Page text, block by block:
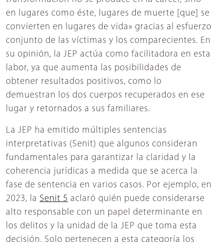
en lugares como éste, lugares de muerte [que] se
convierten en lugares de vida» gracias al esfuerzo
conjunto de las víctimas y los comparecientes. En
su opinión, la JEP actúa como facilitadora en esta
labor, ya que aumenta las posibilidades de
obtener resultados positivos, como lo
demuestran los dos cuerpos recuperados en ese
lugar y retornados a sus familiares.
La JEP ha emitido múltiples sentencias
interpretativas (Senit) que algunos consideran
fundamentales para garantizar la claridad y la
coherencia jurídicas a medida que se acerca la
fase de sentencia en varios casos. Por ejemplo, en
2023, la Senit 5 aclaró quién puede considerarse
alto responsable con un papel determinante en
los delitos y la unidad de la JEP que toma esta
decisión. Solo pertenecen a esta categoría los